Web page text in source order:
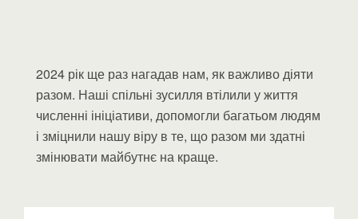
2024 рік ще раз нагадав нам, як важливо діяти
разом. Наші спільні зусилля втілили у життя
численні ініціативи, допомогли багатьом людям
і зміцнили нашу віру в те, що разом ми здатні
змінювати майбутнє на краще.